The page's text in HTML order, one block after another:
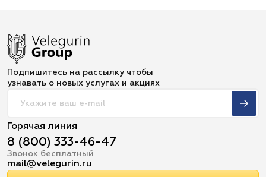
Подпишитесь на рассылку чтобы
узнавать о новых услугах и акциях
Горячая линия
8 (800) 333-46-47
Звонок бесплатный
mail@velegurin.ru